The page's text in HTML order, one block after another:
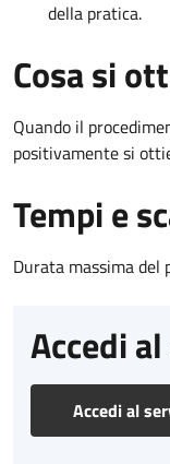
della pratica.
Cosa si
Quando il
positivamente si
Tempi e
Durata massima
Accedi
Accedi al